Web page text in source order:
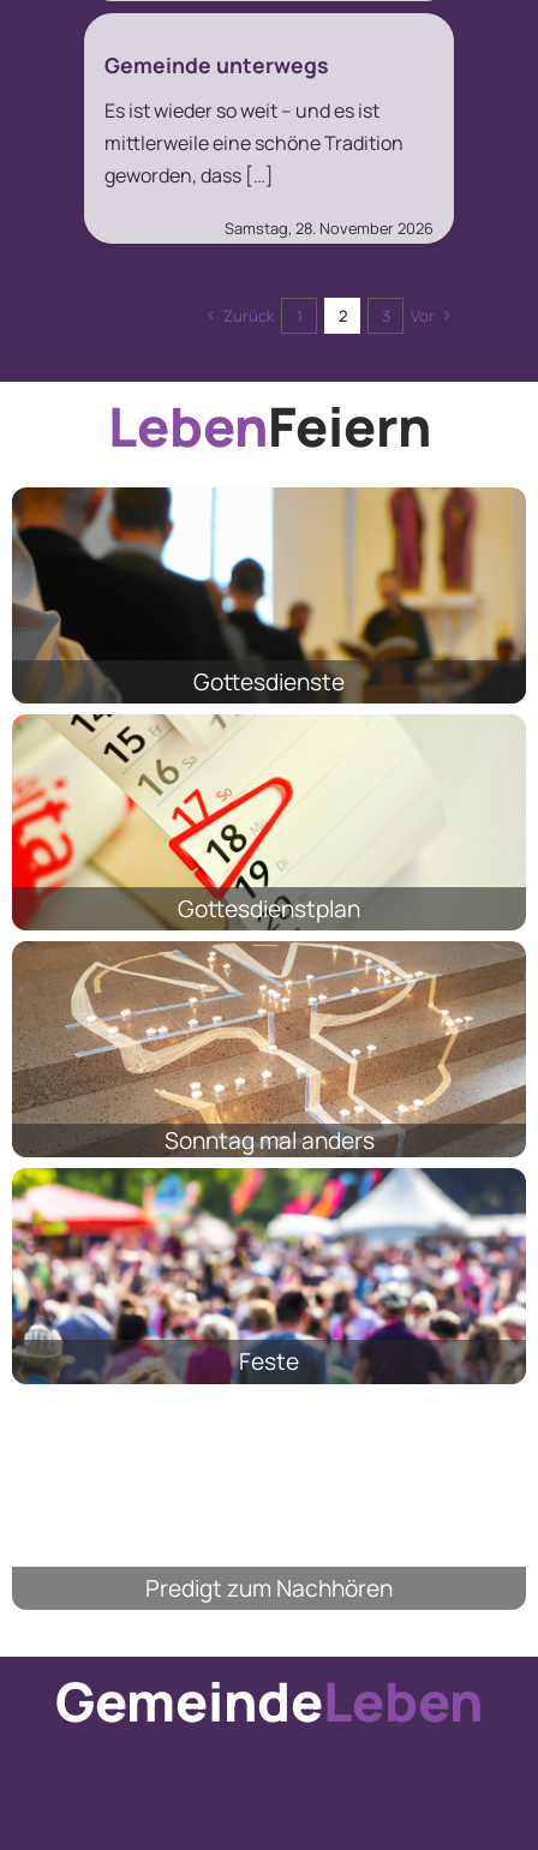
Gemeinde unterwegs
Es ist wieder so weit – und es ist
mittlerweile eine schöne Tradition
geworden, dass […]
Samstag, 28. November 2026
Zurück 1 2 3 Vor
LebenFeiern
Gottesdienste
Gottesdienstplan
Sonntag mal anders
Feste
Predigt zum Nachhören
GemeindeLeben